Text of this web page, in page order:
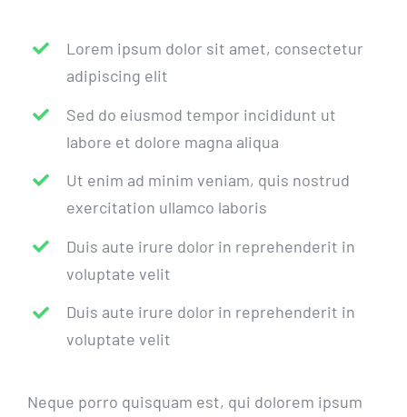
Lorem ipsum dolor sit amet, consectetur
adipiscing elit
Sed do eiusmod tempor incididunt ut
labore et dolore magna aliqua
Ut enim ad minim veniam, quis nostrud
exercitation ullamco laboris
Duis aute irure dolor in reprehenderit in
voluptate velit
Duis aute irure dolor in reprehenderit in
voluptate velit
Neque porro quisquam est, qui dolorem ipsum